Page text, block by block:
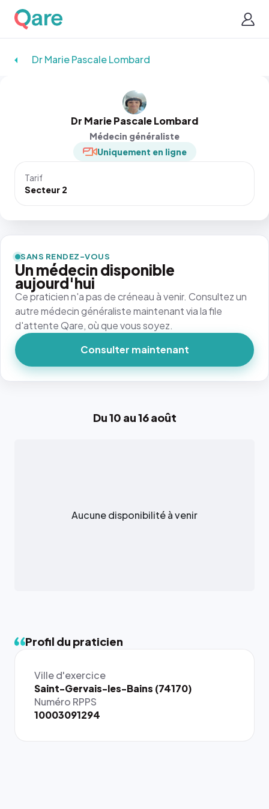
Dr Marie Pascale Lombard
Dr Marie Pascale Lombard
Médecin généraliste
Uniquement en ligne
Tarif
Secteur 2
Du 10 au 16 août
Aucune disponibilité à venir
Profil du praticien
Ville d'exercice
Saint-Gervais-les-Bains (74170)
Numéro RPPS
10003091294
SANS RENDEZ-VOUS
Un médecin disponible
aujourd'hui
Ce praticien n'a pas de créneau à venir. Consultez un
autre médecin généraliste maintenant via la file
d'attente Qare, où que vous soyez.
Consulter maintenant
{# 40×40
: la taille
rendue par
`.profile-